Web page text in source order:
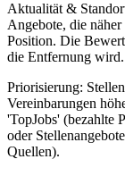
Aktualität &
Angebote, die
Position. Die
die Entfernung wird.
Priorisierung:
Vereinbarungen
'TopJobs' (bezahlte
oder
Quellen).